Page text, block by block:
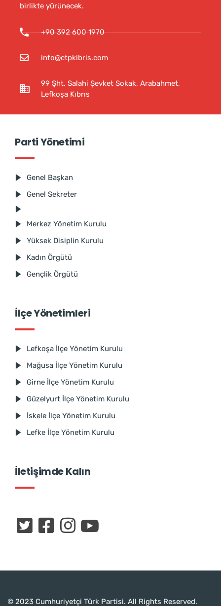
birlikte yürünecek.
+90 392 600 1970
info@ctpkibris.com
99 Şht. Salahi Şevket Sokak, Arabahmet,
Lefkoşa Kıbrıs
Parti Yönetimi
Genel Başkan
Genel Sekreter
Merkez Yönetim Kurulu
Yüksek Disiplin Kurulu
Kadın Örgütü
Gençlik Örgütü
İlçe Yönetimleri
Lefkoşa İlçe Yönetim Kurulu
Mağusa İlçe Yönetim Kurulu
Girne İlçe Yönetim Kurulu
Güzelyurt İlçe Yönetim Kurulu
İskele İlçe Yönetim Kurulu
Lefke İlçe Yönetim Kurulu
İletişimde Kalın
© 2023 Cumhuriyetçi Türk Partisi. All Rights Reserved.